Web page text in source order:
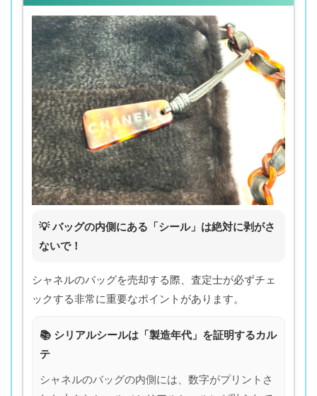
💡 バッグの内側にある「シール」は絶対に剥がさ
ないで！
シャネルのバッグを売却する際、査定士が必ずチェ
ックする非常に重要なポイントがあります。
📚 シリアルシールは「製造年代」を証明するカル
テ
シャネルのバッグの内側には、数字がプリントさ